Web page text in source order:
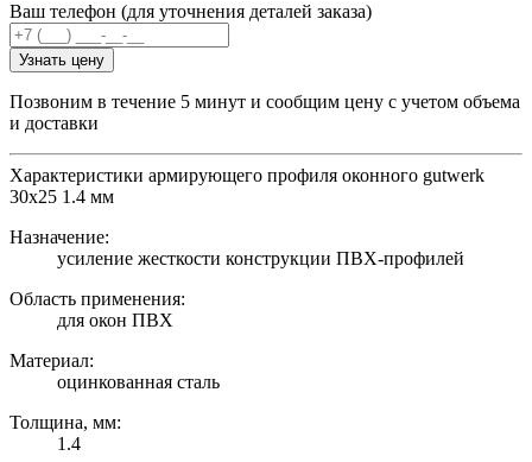
Ваш телефон (для уточнения деталей заказа)
Узнать цену
Позвоним в течение 5 минут и сообщим цену с учетом объема
и доставки
Характеристики армирующего профиля оконного gutwerk
30х25 1.4 мм
Назначение:
усиление жесткости конструкции ПВХ-профилей
Область применения:
для окон ПВХ
Материал:
оцинкованная сталь
Толщина, мм:
1.4